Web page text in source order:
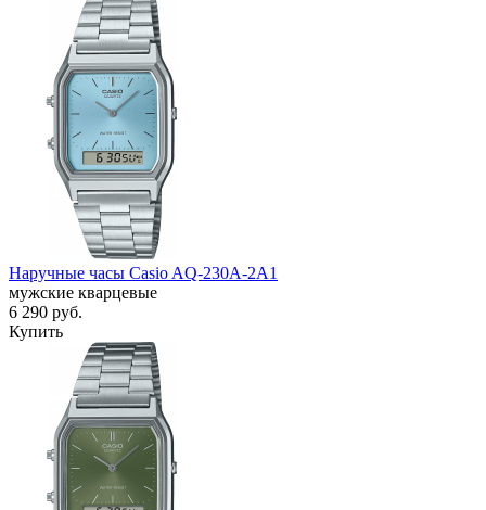
Наручные часы Casio AQ-230A-2A1
мужские кварцевые
6 290 руб.
Купить